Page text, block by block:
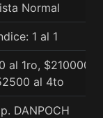
Normal
1 al 1
al 1ro, $210000
al 4to
DANPOCH